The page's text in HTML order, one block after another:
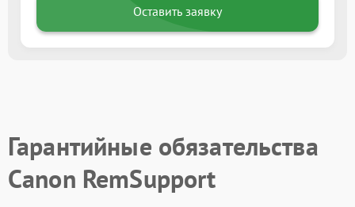
Оставить заявку
Гарантийные обязательства
Canon RemSupport